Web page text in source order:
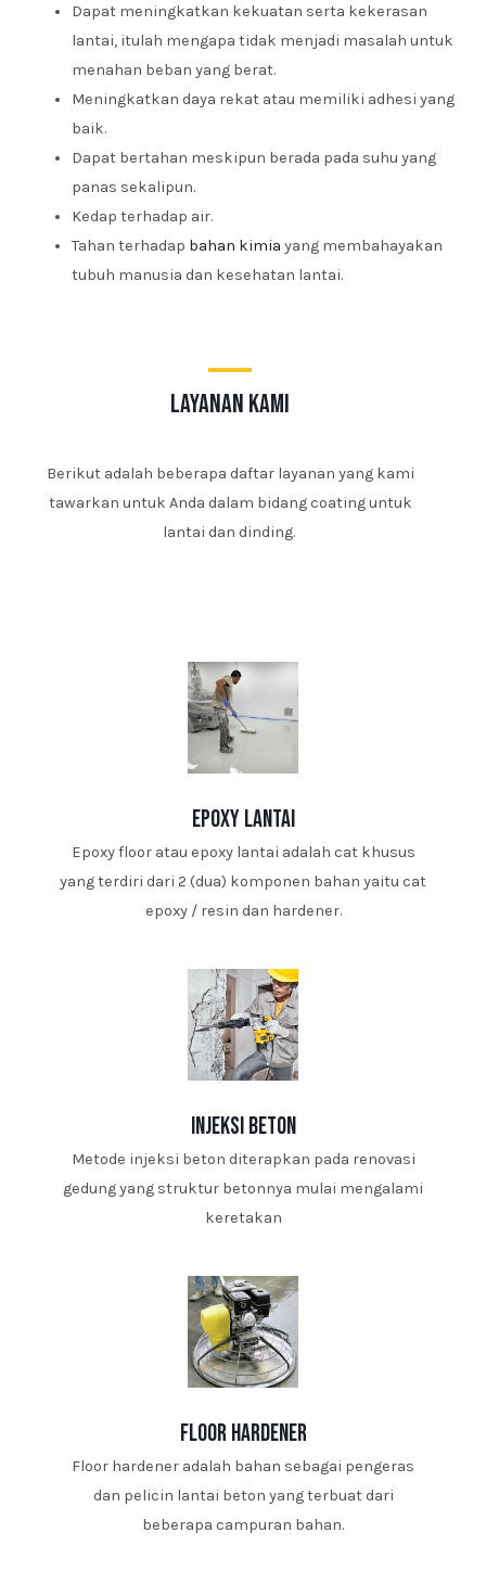
Dapat meningkatkan kekuatan serta kekerasan
lantai, itulah mengapa tidak menjadi masalah untuk
menahan beban yang berat.
Meningkatkan daya rekat atau memiliki adhesi yang
baik.
Dapat bertahan meskipun berada pada suhu yang
panas sekalipun.
Kedap terhadap air.
Tahan terhadap bahan kimia yang membahayakan
tubuh manusia dan kesehatan lantai.
layanan kami
Berikut adalah beberapa daftar layanan yang kami
tawarkan untuk Anda dalam bidang coating untuk
lantai dan dinding.
epoxy lantai
Epoxy floor atau epoxy lantai adalah cat khusus
yang terdiri dari 2 (dua) komponen bahan yaitu cat
epoxy / resin dan hardener.
injeksi beton
Metode injeksi beton diterapkan pada renovasi
gedung yang struktur betonnya mulai mengalami
keretakan
floor hardener
Floor hardener adalah bahan sebagai pengeras
dan pelicin lantai beton yang terbuat dari
beberapa campuran bahan.